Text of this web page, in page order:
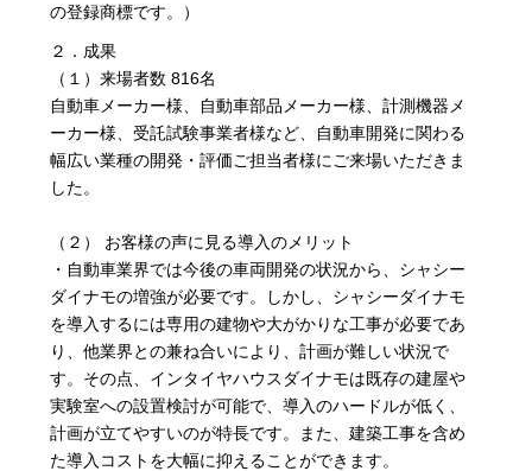
の登録商標です。）
２．成果
（１）来場者数 816名
自動車メーカー様、自動車部品メーカー様、計測機器メ
ーカー様、受託試験事業者様など、自動車開発に関わる
幅広い業種の開発・評価ご担当者様にご来場いただきま
した。
（２） お客様の声に見る導入のメリット
・自動車業界では今後の車両開発の状況から、シャシー
ダイナモの増強が必要です。しかし、シャシーダイナモ
を導入するには専用の建物や大がかりな工事が必要であ
り、他業界との兼ね合いにより、計画が難しい状況で
す。その点、インタイヤハウスダイナモは既存の建屋や
実験室への設置検討が可能で、導入のハードルが低く、
計画が立てやすいのが特長です。また、建築工事を含め
た導入コストを大幅に抑えることができます。